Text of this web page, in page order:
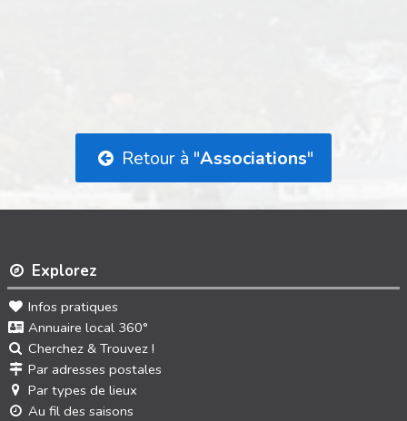
Retour à "Associations"
Explorez
Infos pratiques
Annuaire local 360°
Cherchez & Trouvez !
Par adresses postales
Par types de lieux
Au fil des saisons